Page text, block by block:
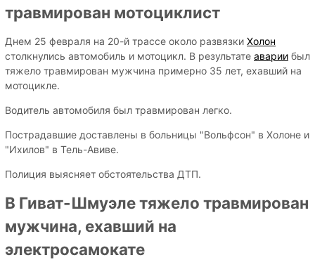
травмирован мотоциклист
Днем 25 февраля на 20-й трассе около развязки Холон
столкнулись автомобиль и мотоцикл. В результате аварии был
тяжело травмирован мужчина примерно 35 лет, ехавший на
мотоцикле.
Водитель автомобиля был травмирован легко.
Пострадавшие доставлены в больницы "Вольфсон" в Холоне и
"Ихилов" в Тель-Авиве.
Полиция выясняет обстоятельства ДТП.
В Гиват-Шмуэле тяжело травмирован
мужчина, ехавший на
электросамокате